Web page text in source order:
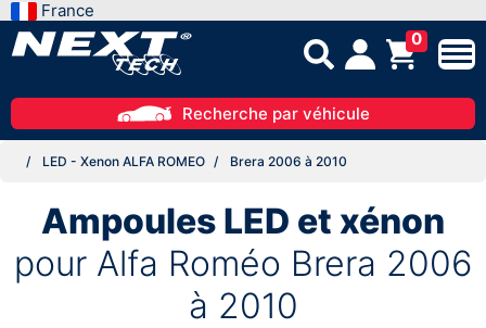
France
0
Recherche par véhicule
LED - Xenon ALFA ROMEO Brera 2006 à 2010
Ampoules LED et xénon
pour Alfa Roméo Brera 2006
à 2010